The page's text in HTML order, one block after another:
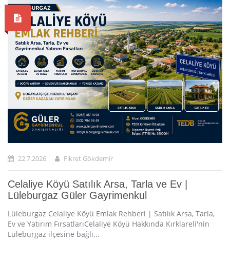
22.7.2026 Fikret Gökdemir
Celaliye Köyü Satılık Arsa, Tarla ve Ev |
Lüleburgaz Güler Gayrimenkul
Lüleburgaz Celaliye Köyü Emlak Rehberi | Satılık Arsa, Tarla,
Ev ve Yatırım FırsatlarıCelaliye Köyü Hakkında Kırklareli'nin
Lüleburgaz ilçesine bağlı...